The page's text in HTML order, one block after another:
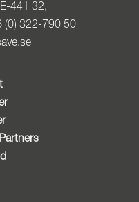
441 32,
(0) 322-790 50